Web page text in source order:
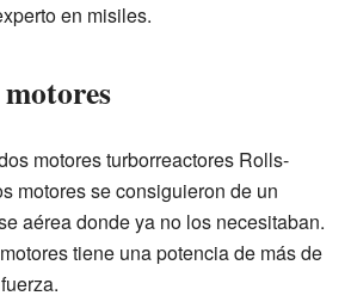
en misiles.
motores turborreactores Rolls-
motores se consiguieron de un
aérea donde ya no los necesitaban.
tiene una potencia de más de